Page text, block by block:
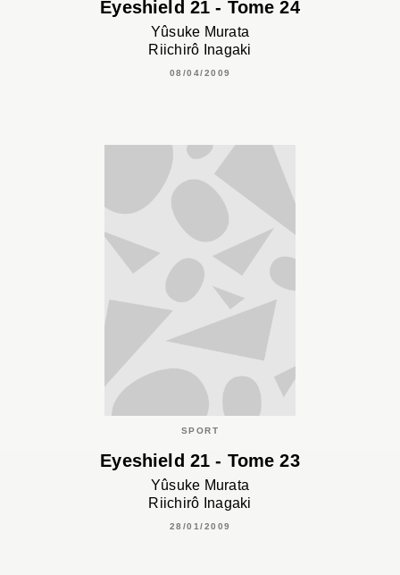
Eyeshield 21 - Tome 24
Yûsuke Murata
Riichirô Inagaki
08/04/2009
SPORT
Eyeshield 21 - Tome 23
Yûsuke Murata
Riichirô Inagaki
28/01/2009